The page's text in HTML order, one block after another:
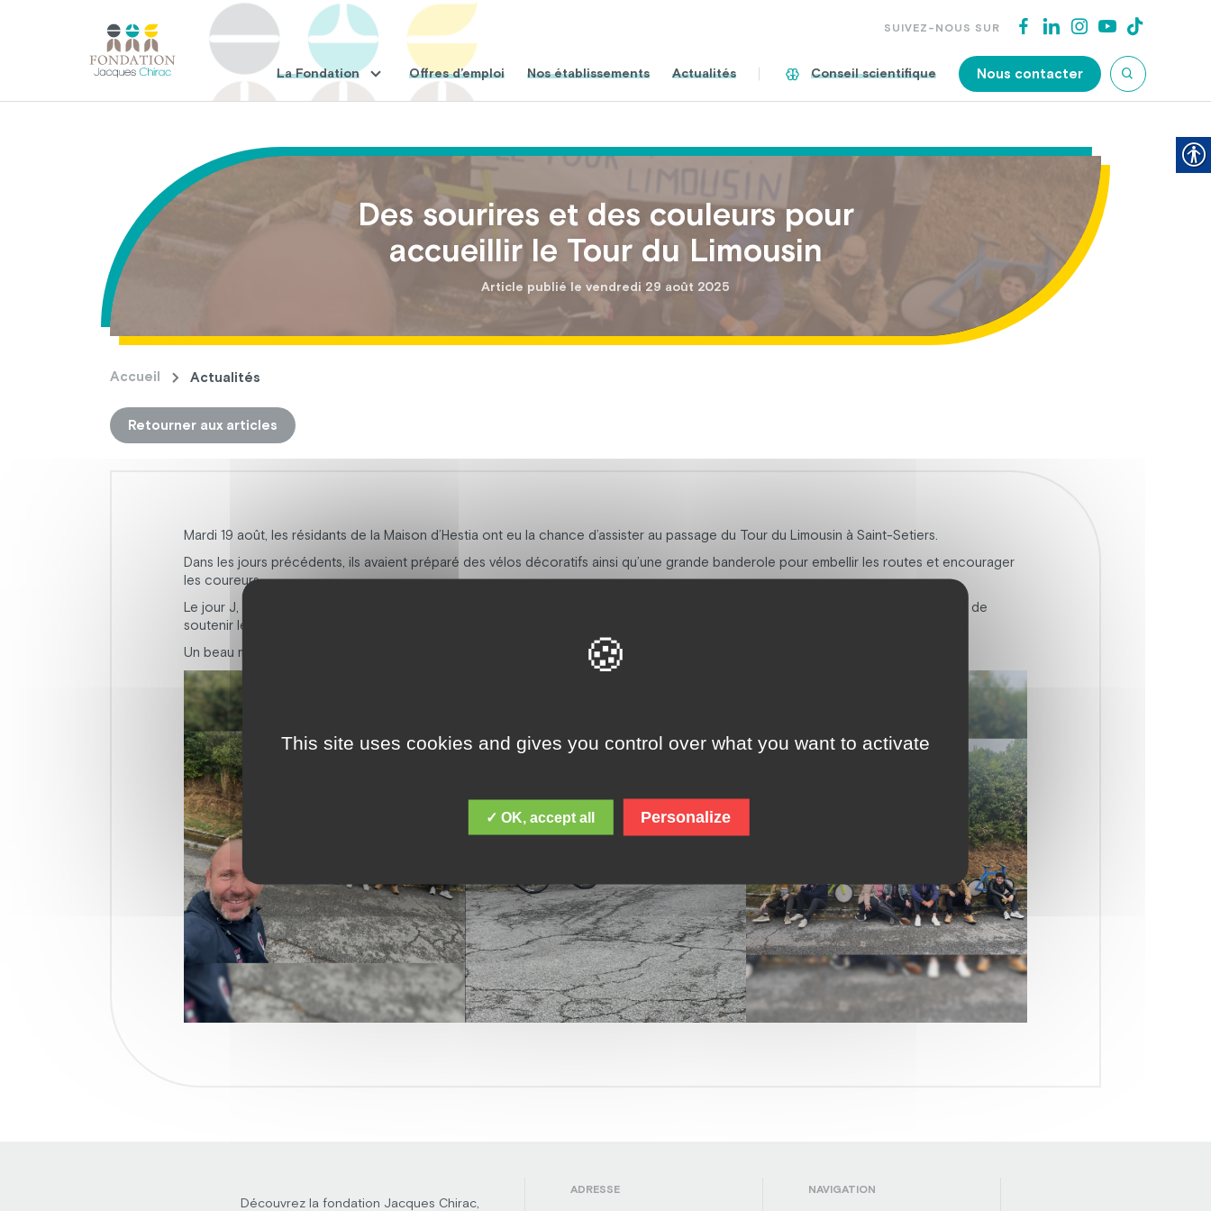
SUIVEZ-NOUS SUR
La Fondation Offres d’emploi Nos établissements Actualités Conseil scientifique Nous contacter
Des sourires et des couleurs pour
accueillir le Tour du Limousin
Article publié le vendredi 29 août 2025
Accueil Actualités
Retourner aux articles
Mardi 19 août, les résidants de la Maison d’Hestia ont eu la chance d’assister au passage du Tour du Limousin à Saint-Setiers.
Dans les jours précédents, ils avaient préparé des vélos décoratifs ainsi qu’une grande banderole pour embellir les routes et encourager
les coureurs.
Le jour J, l’ambiance était à la fête : l’attente fébrile et l’impatience de voir arriver la caravane du Tour se mêlaient à l’enthousiasme de
soutenir les cyclistes lors de leur passage.
Un beau moment de partage et de convivialité, vécu avec fierté et bonne humeur.
Découvrez la fondation Jacques Chirac,
ADRESSE NAVIGATION
This site uses cookies and gives you control over what you want to activate
✓ OK, accept all Personalize